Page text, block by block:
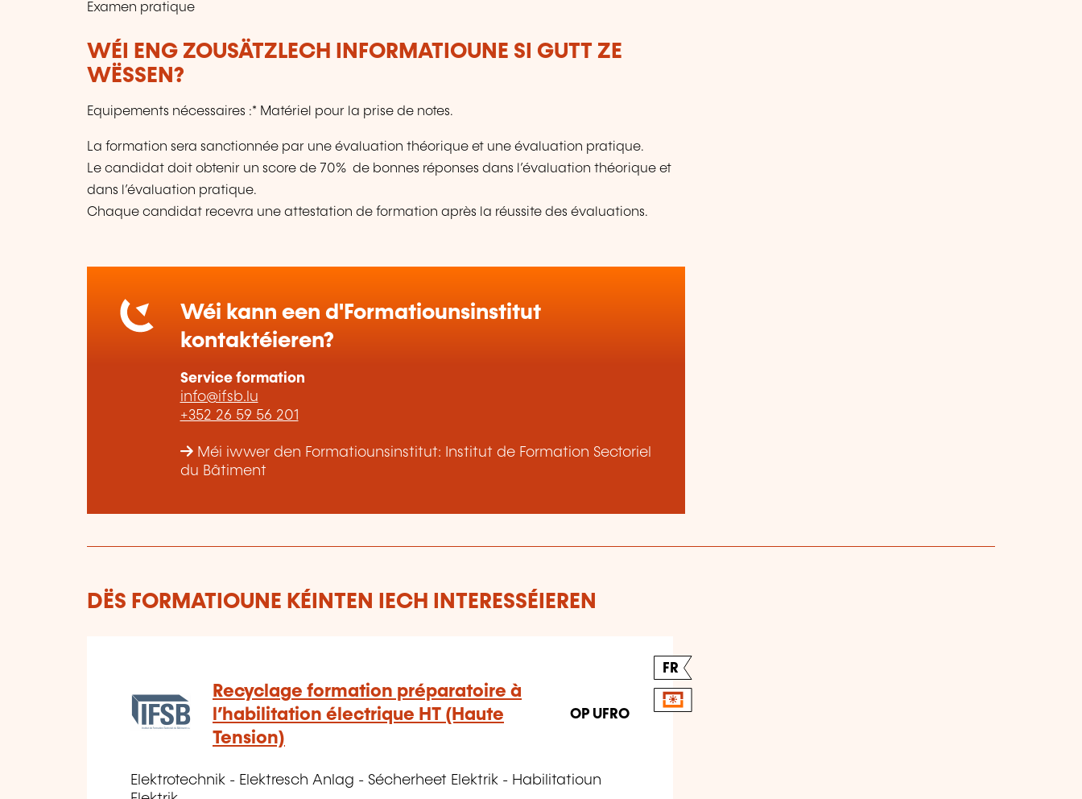
Examen pratique
WÉI ENG ZOUSÄTZLECH INFORMATIOUNE SI GUTT ZE
WËSSEN?
Equipements nécessaires :* Matériel pour la prise de notes.
La formation sera sanctionnée par une évaluation théorique et une évaluation pratique.
Le candidat doit obtenir un score de 70% de bonnes réponses dans l’évaluation théorique et
dans l’évaluation pratique.
Chaque candidat recevra une attestation de formation après la réussite des évaluations.
Wéi kann een d'Formatiounsinstitut
kontaktéieren?
Service formation
info@ifsb.lu
+352 26 59 56 201
Méi iwwer den Formatiounsinstitut: Institut de Formation Sectoriel
du Bâtiment
DËS FORMATIOUNE KÉINTEN IECH INTERESSÉIEREN
FR
Recyclage formation préparatoire à
l’habilitation électrique HT (Haute
Tension)
OP UFRO
Elektrotechnik - Elektresch Anlag - Sécherheet Elektrik - Habilitatioun